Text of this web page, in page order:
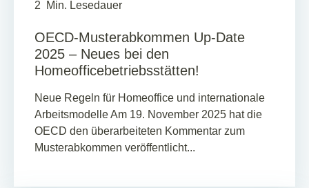
2 Min. Lesedauer
OECD-Musterabkommen Up-Date
2025 – Neues bei den
Homeofficebetriebsstätten!
Neue Regeln für Homeoffice und internationale
Arbeitsmodelle Am 19. November 2025 hat die
OECD den überarbeiteten Kommentar zum
Musterabkommen veröffentlicht...